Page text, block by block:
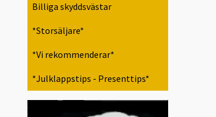
Billiga skyddsvästar
*Storsäljare*
*Vi rekommenderar*
*Julklappstips - Presenttips*